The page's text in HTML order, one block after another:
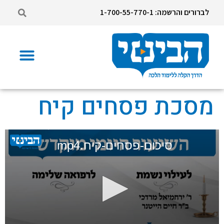
לברורים והרשמה: 1-700-55-770-1
מסכת פסחים קיח
סיכום-פסחים-קיח.mp4